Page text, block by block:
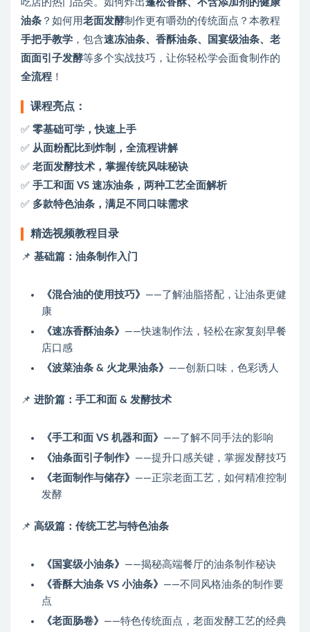
吃店的热门品类。如何炸出蓬松香酥、不含添加剂的健康
油条 ？如何用老面发酵制作更有嚼劲的传统面点？本教程
手把手教学 ，包含速冻油条、香酥油条、国宴级油条、老
面面引子发酵等多个实战技巧，让你轻松学会面食制作的
全流程 ！
课程亮点 ：
✅ 零基础可学，快速上手
✅ 从面粉配比到炸制，全流程讲解
✅ 老面发酵技术，掌握传统风味秘诀
✅ 手工和面 VS 速冻油条，两种工艺全面解析
✅ 多款特色油条，满足不同口味需求
精选视频教程目录
📌 基础篇：油条制作入门
《混合油的使用技巧》 ——了解油脂搭配，让油条更健
康
《速冻香酥油条》 ——快速制作法，轻松在家复刻早餐
店口感
《波菜油条 & 火龙果油条》 ——创新口味，色彩诱人
📌 进阶篇：手工和面 & 发酵技术
《手工和面 VS 机器和面》 ——了解不同手法的影响
《油条面引子制作》 ——提升口感关键，掌握发酵技巧
《老面制作与储存》 ——正宗老面工艺，如何精准控制
发酵
📌 高级篇：传统工艺与特色油条
《国宴级小油条》 ——揭秘高端餐厅的油条制作秘诀
《香酥大油条 VS 小油条》 ——不同风格油条的制作要
点
《老面肠卷》 ——特色传统面点，老面发酵工艺的经典